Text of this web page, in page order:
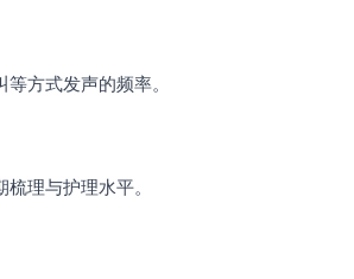
方式发声的频率。
理与护理水平。